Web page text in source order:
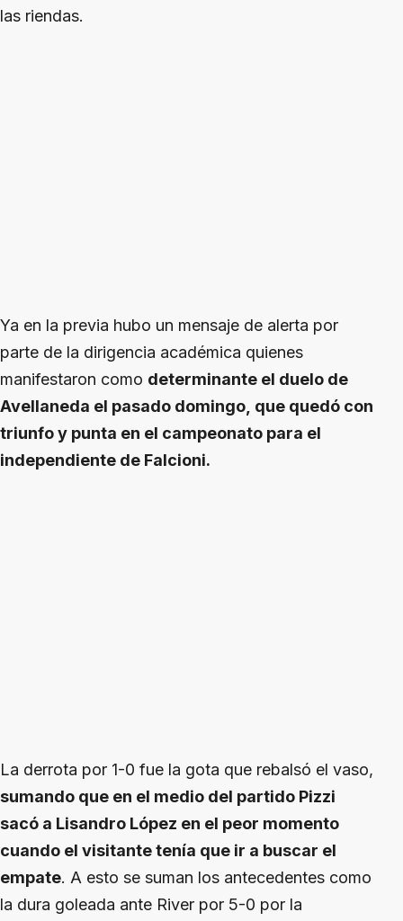
las riendas.
Ya en la previa hubo un mensaje de alerta por
parte de la dirigencia académica quienes
manifestaron como determinante el duelo de
Avellaneda el pasado domingo, que quedó con
triunfo y punta en el campeonato para el
independiente de Falcioni.
La derrota por 1-0 fue la gota que rebalsó el vaso,
sumando que en el medio del partido Pizzi
sacó a Lisandro López en el peor momento
cuando el visitante tenía que ir a buscar el
empate. A esto se suman los antecedentes como
la dura goleada ante River por 5-0 por la